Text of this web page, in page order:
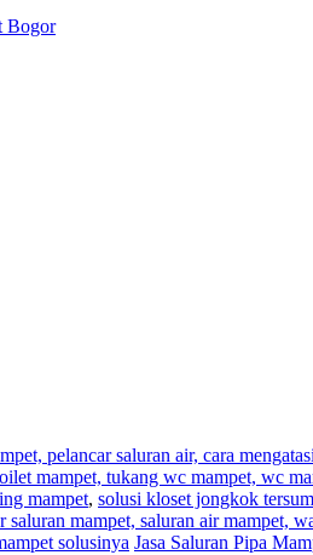
Bogor
pelancar saluran air, cara
mampet, tukang wc mampet, wc
mampet, solusi kloset jongkok
saluran mampet, saluran air mampet,
solusinya Jasa Saluran Pipa